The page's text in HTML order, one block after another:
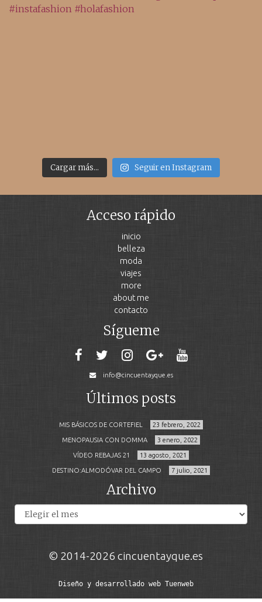
Cargar más... Seguir en Instagram
Acceso rápido
inicio
belleza
moda
viajes
more
about me
contacto
Sígueme
info@cincuentayque.es
Últimos posts
MIS BÁSICOS DE CORTEFIEL 23 febrero, 2022
MENOPAUSIA CON DOMMA 3 enero, 2022
VÍDEO REBAJAS 21 13 agosto, 2021
DESTINO:ALMODÓVAR DEL CAMPO 7 julio, 2021
Archivo
© 2014-2026 cincuentayque.es
Diseño y desarrollado web Tuenweb